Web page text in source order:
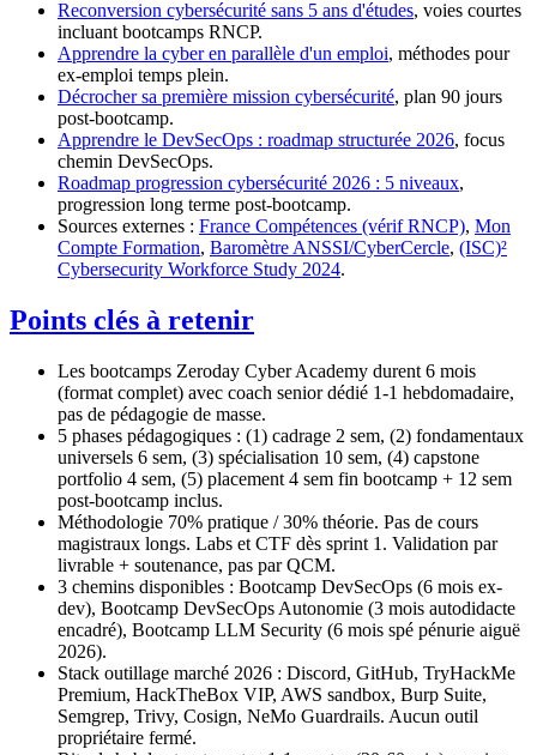
Reconversion cybersécurité sans 5 ans d'études, voies courtes
incluant bootcamps RNCP.
Apprendre la cyber en parallèle d'un emploi, méthodes pour
ex-emploi temps plein.
Décrocher sa première mission cybersécurité, plan 90 jours
post-bootcamp.
Apprendre le DevSecOps : roadmap structurée 2026, focus
chemin DevSecOps.
Roadmap progression cybersécurité 2026 : 5 niveaux,
progression long terme post-bootcamp.
Sources externes : France Compétences (vérif RNCP), Mon
Compte Formation, Baromètre ANSSI/CyberCercle, (ISC)²
Cybersecurity Workforce Study 2024.
Points clés à retenir
Les bootcamps Zeroday Cyber Academy durent 6 mois
(format complet) avec coach senior dédié 1-1 hebdomadaire,
pas de pédagogie de masse.
5 phases pédagogiques : (1) cadrage 2 sem, (2) fondamentaux
universels 6 sem, (3) spécialisation 10 sem, (4) capstone
portfolio 4 sem, (5) placement 4 sem fin bootcamp + 12 sem
post-bootcamp inclus.
Méthodologie 70% pratique / 30% théorie. Pas de cours
magistraux longs. Labs et CTF dès sprint 1. Validation par
livrable + soutenance, pas par QCM.
3 chemins disponibles : Bootcamp DevSecOps (6 mois ex-
dev), Bootcamp DevSecOps Autonomie (3 mois autodidacte
encadré), Bootcamp LLM Security (6 mois spé pénurie aiguë
2026).
Stack outillage marché 2026 : Discord, GitHub, TryHackMe
Premium, HackTheBox VIP, AWS sandbox, Burp Suite,
Semgrep, Trivy, Cosign, NeMo Guardrails. Aucun outil
propriétaire fermé.